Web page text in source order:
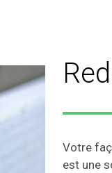
Votre
est une